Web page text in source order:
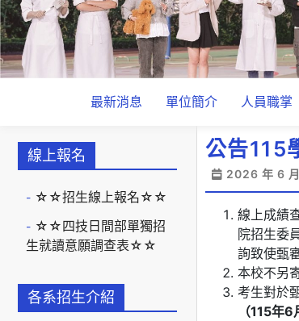
最新消息 單位簡介 人員職掌
線上報名
☆☆招生線上報名☆☆
☆☆四技日間部單獨招
生就讀意願調查表☆☆
各系招生介紹
公告115
2026 年 6
線上成績
院招生委
詢致使甄
本校不另
考生對於
（115年